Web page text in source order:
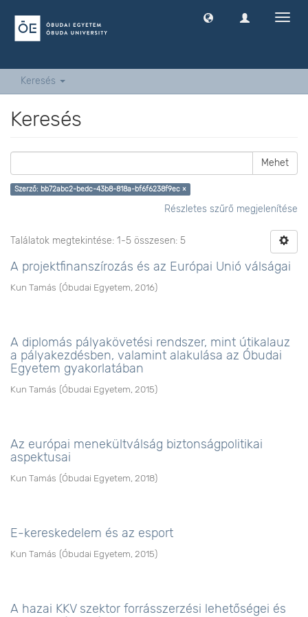
Keresés
Keresés
Mehet
Szerző: bb72abc2-bedc-43b8-818a-bf6f6238f9ec ×
Részletes szűrő megjelenítése
Találatok megtekintése: 1-5 összesen: 5
A projektfinanszírozás és az Európai Unió válságai
Kun Tamás (Óbudai Egyetem 2016)
A diplomás pályakövetési rendszer, mint útikalauz
a pályakezdésben, valamint alakulása az Óbudai
Egyetem gyakorlatában
Kun Tamás (Óbudai Egyetem 2015)
Az európai menekültválság biztonságpolitikai
aspektusai
Kun Tamás (Óbudai Egyetem 2018)
E-kereskedelem és az esport
Kun Tamás (Óbudai Egyetem 2015)
A hazai KKV szektor forrásszerzési lehetőségei és